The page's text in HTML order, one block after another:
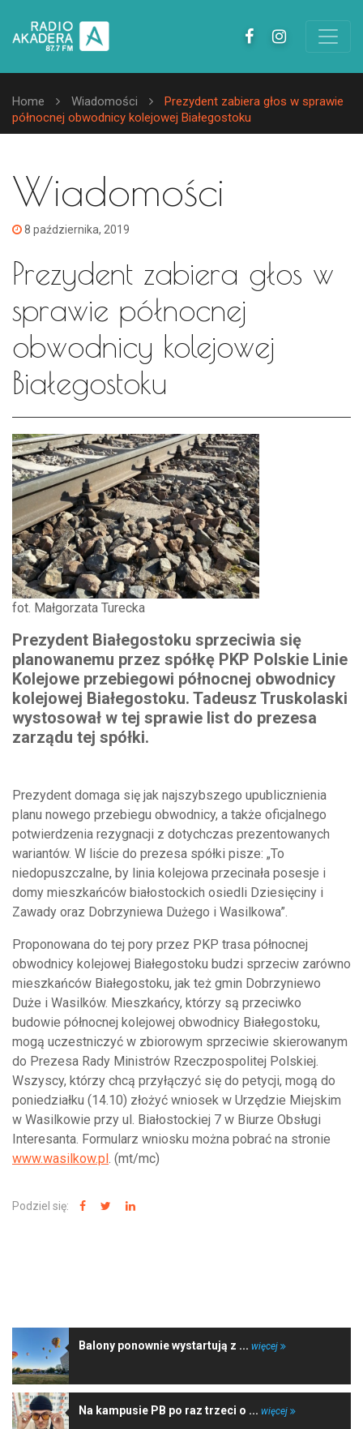
Home Wiadomości
Prezydent zabiera głos w sprawie
północnej obwodnicy kolejowej Białegostoku
Wiadomości
8 października, 2019
Prezydent zabiera głos w
sprawie północnej
obwodnicy kolejowej
Białegostoku
fot. Małgorzata Turecka
Prezydent Białegostoku sprzeciwia się
planowanemu przez spółkę PKP Polskie Linie
Kolejowe przebiegowi północnej obwodnicy
kolejowej Białegostoku. Tadeusz Truskolaski
wystosował w tej sprawie list do prezesa
zarządu tej spółki.
Prezydent domaga się jak najszybszego upublicznienia
planu nowego przebiegu obwodnicy, a także oficjalnego
potwierdzenia rezygnacji z dotychczas prezentowanych
wariantów. W liście do prezesa spółki pisze: „To
niedopuszczalne, by linia kolejowa przecinała posesje i
domy mieszkańców białostockich osiedli Dziesięciny i
Zawady oraz Dobrzyniewa Dużego i Wasilkowa”.
Proponowana do tej pory przez PKP trasa północnej
obwodnicy kolejowej Białegostoku budzi sprzeciw zarówno
mieszkańców Białegostoku, jak też gmin Dobrzyniewo
Duże i Wasilków. Mieszkańcy, którzy są przeciwko
budowie północnej kolejowej obwodnicy Białegostoku,
mogą uczestniczyć w zbiorowym sprzeciwie skierowanym
do Prezesa Rady Ministrów Rzeczpospolitej Polskiej.
Wszyscy, którzy chcą przyłączyć się do petycji, mogą do
poniedziałku (14.10) złożyć wniosek w Urzędzie Miejskim
w Wasilkowie przy ul. Białostockiej 7 w Biurze Obsługi
Interesanta. Formularz wniosku można pobrać na stronie
www.wasilkow.pl . (mt/mc)
Podziel się:
Balony ponownie wystartują z ... więcej
Na kampusie PB po raz trzeci o ... więcej